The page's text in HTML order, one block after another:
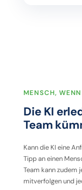
MENSCH,
Die KI
Team
Kann die KI eine
Tipp an einen
Team kann zudem
mitverfolgen und